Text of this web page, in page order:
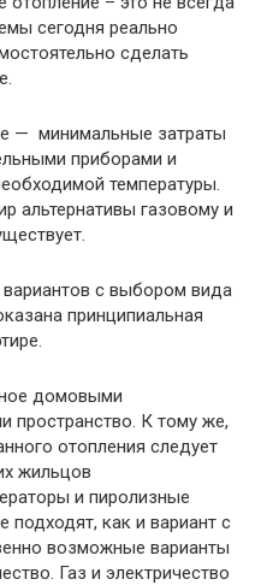
сегодня реально
сделать
— минимальные затраты
приборами и
температуры.
альтернативы газовому и
с выбором вида
принципиальная
домовыми
пространство. К тому же,
отопления следует
жильцов
и пиролизные
подходят, как и вариант с
возможные варианты
Газ и электричество